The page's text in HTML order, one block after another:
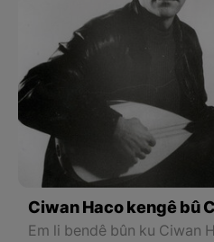
Ciwan Haco kengê bû